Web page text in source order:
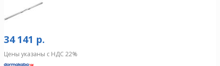
34 141 р.
Цены указаны с НДС 22%